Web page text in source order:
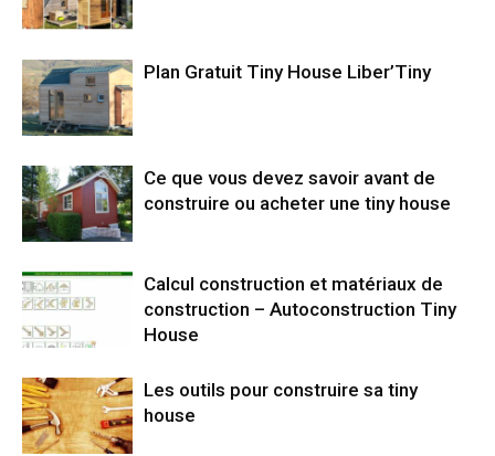
Plan Gratuit Tiny House Liber’Tiny
Ce que vous devez savoir avant de
construire ou acheter une tiny house
Calcul construction et matériaux de
construction – Autoconstruction Tiny
House
Les outils pour construire sa tiny
house